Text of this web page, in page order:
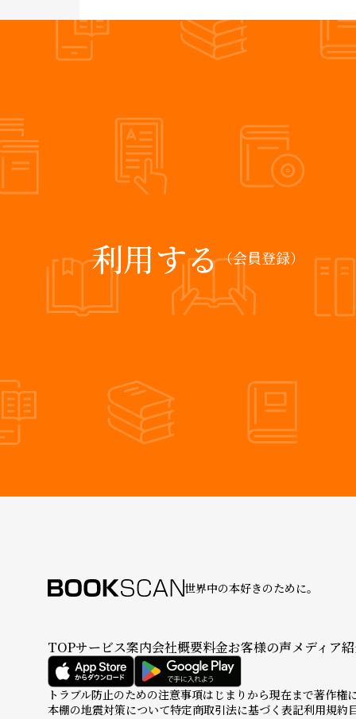
利用する（会員登録）
世界中の本好きのために。
TOPサービス案内会社概要料金お客様の声メディア
トラブル防止のための注意事項はじまりから現在まで著作権
本棚の地震対策について特定商取引法に基づく表記利用規約